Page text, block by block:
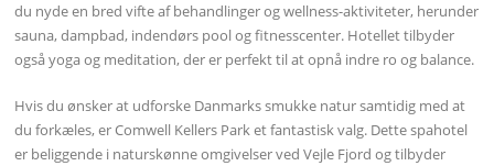
du nyde en bred vifte af behandlinger og wellness-aktiviteter, herunder
sauna, dampbad, indendørs pool og fitnesscenter. Hotellet tilbyder
også yoga og meditation, der er perfekt til at opnå indre ro og balance.
Hvis du ønsker at udforske Danmarks smukke natur samtidig med at
du forkæles, er Comwell Kellers Park et fantastisk valg. Dette spahotel
er beliggende i naturskønne omgivelser ved Vejle Fjord og tilbyder